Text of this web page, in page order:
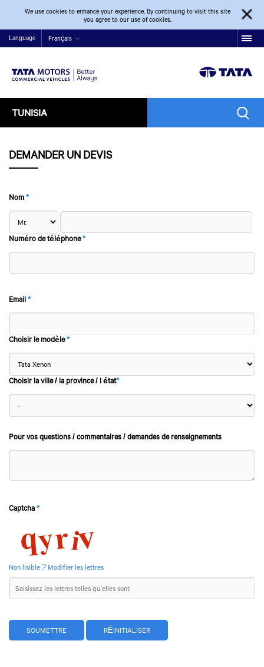
We use cookies to enhance your experience. By continuing to visit this site
you agree to our use of cookies.
Language Français
TUNISIA
DEMANDER UN DEVIS
Nom*
Numéro de téléphone*
Email*
Choisir le modèle*
Choisir la ville / la province / l état*
Pour vos questions / commentaires / demandes de renseignements
Captcha*
Non lisible ? Modifier les lettres